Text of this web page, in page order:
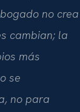
no crea
cambian; la
más
se
no para